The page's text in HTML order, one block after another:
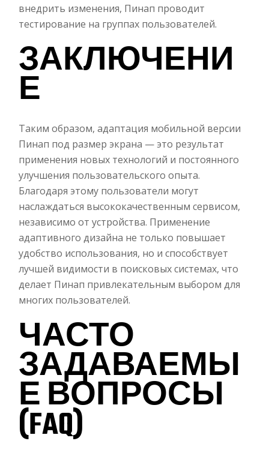
внедрить изменения, Пинап проводит
тестирование на группах пользователей.
ЗАКЛЮЧЕНИ
Е
Таким образом, адаптация мобильной версии
Пинап под размер экрана — это результат
применения новых технологий и постоянного
улучшения пользовательского опыта.
Благодаря этому пользователи могут
наслаждаться высококачественным сервисом,
независимо от устройства. Применение
адаптивного дизайна не только повышает
удобство использования, но и способствует
лучшей видимости в поисковых системах, что
делает Пинап привлекательным выбором для
многих пользователей.
ЧАСТО
ЗАДАВАЕМЫ
Е ВОПРОСЫ
(FAQ)